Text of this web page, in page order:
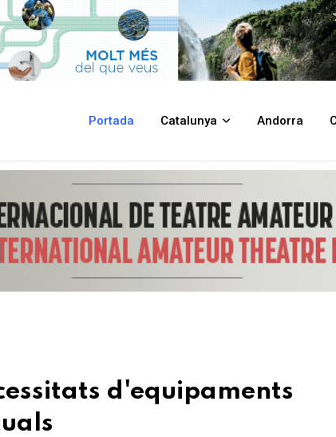
Portada Catalunya Andorra
esportius i la millora dels actuals
d'equipaments